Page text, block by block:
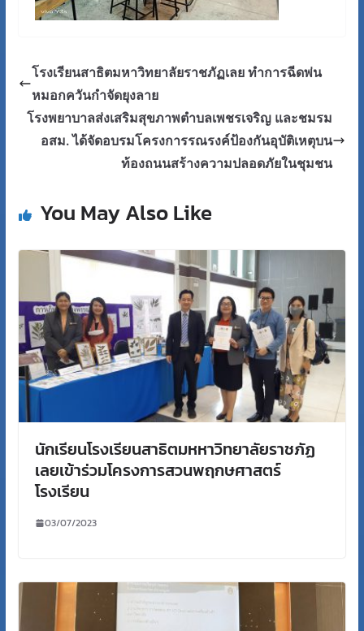
โรงเรียนสาธิตมหาวิทยาลัยราชภัฏเลย ทำการฉีดพ่น
หมอกควันกำจัดยุงลาย
โรงพยาบาลส่งเสริมสุขภาพตำบลเพชรเจริญ และชมรม
อสม. ได้จัดอบรมโครงการรณรงค์ป้องกันอุบัติเหตุบน
ท้องถนนสร้างความปลอดภัยในชุมชน
You May Also Like
นักเรียนโรงเรียนสาธิตมหหาวิทยาลัยราชภัฏ
เลยเข้าร่วมโครงการสวนพฤกษศาสตร์
โรงเรียน
03/07/2023